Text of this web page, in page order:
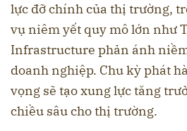
lực đỡ chính của thị trường,
vụ niêm yết quy mô lớn như
Infrastructure phản ánh
doanh nghiệp. Chu kỳ phát
vọng sẽ tạo xung lực tăng
chiều sâu cho thị trường.